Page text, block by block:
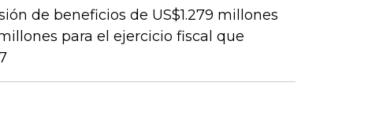
de beneficios de US$1.279 millones
para el ejercicio fiscal que